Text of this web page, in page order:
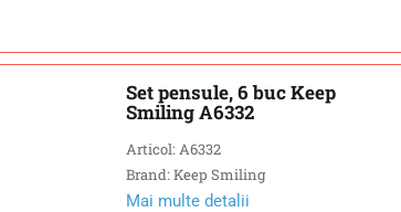
Set pensule, 6 buc Keep
Smiling A6332
Articol: A6332
Brand: Keep Smiling
Mai multe detalii